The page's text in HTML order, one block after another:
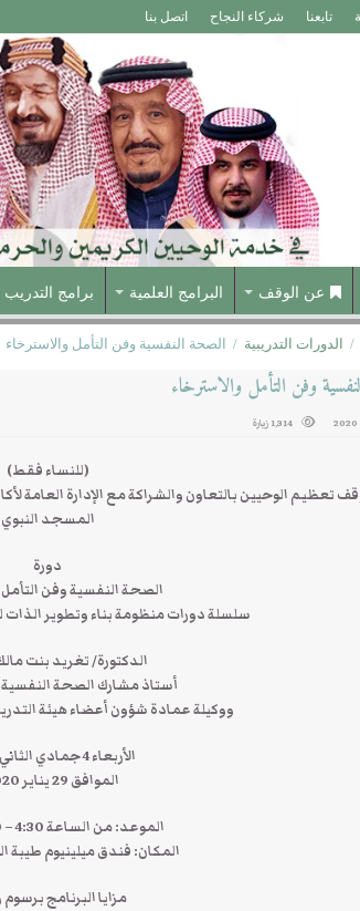
تابعنا شركاء النجاح اتصل بنا
عن الوقف البرامج العلمية برامج التدريب
/ الدورات التدريبية / الصحة النفسية وفن التأمل والاسترخاء
وفن التأمل والاسترخاء
1,314 زيارة
(للنساء فقط)
تعظيم الوحيين بالتعاون والشراكة مع الإدارة العامة
المسجد النبوي
دورة
الصحة النفسية وفن التأمل
سلسلة دورات منظومة بناء وتطوير الذات
الدكتورة/ تغريد بنت
أستاذ مشارك الصحة
ووكيلة عمادة شؤون أعضاء هيئة
الأربعاء 4 جمادي الثاني1441هـ
الموافق 29 يناير 2020م
الموعد: من الساعة 4:30 – 8:30 مساءً.
المكان: فندق ميلينيوم طيبة
مزايا البرنامج برسوم